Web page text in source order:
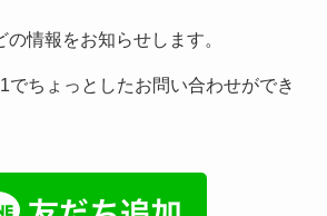
情報をお知らせします。
でちょっとしたお問い合わせができ